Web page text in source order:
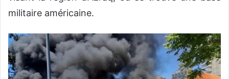
militaire américaine.